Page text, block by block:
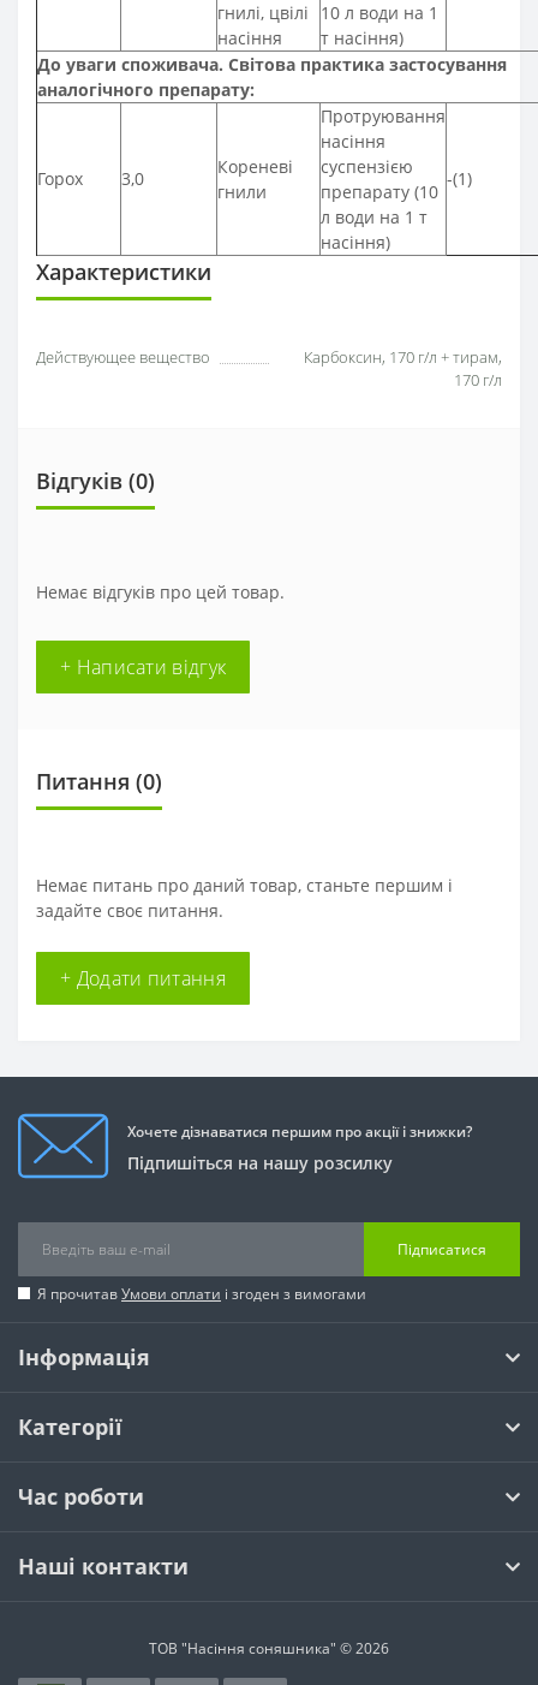
гнилі, цвілі
насіння
10 л води на 1
т насіння)
До уваги споживача. Світова практика застосування
аналогічного препарату:
Горох 3,0
Кореневі
гнили
Протруювання
насіння
суспензією
препарату (10
л води на 1 т
насіння)
-(1)
Характеристики
Действующее вещество
Карбоксин, 170 г/л + тирам,
170 г/л
Відгуків (0)
Немає відгуків про цей товар.
+ Написати відгук
Питання (0)
Немає питань про даний товар, станьте першим і
задайте своє питання.
+ Додати питання
Хочете дізнаватися першим про акції і знижки?
Підпишіться на нашу розсилку
Підписатися
Я прочитавУмови оплати і згоден з вимогами
Інформація
Категорії
Час роботи
Наші контакти
ТОВ "Насіння соняшника" © 2026